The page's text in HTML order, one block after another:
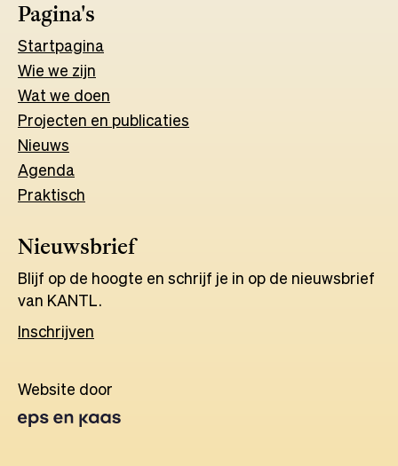
Pagina's
Startpagina
Wie we zijn
Wat we doen
Projecten en publicaties
Nieuws
Agenda
Praktisch
Nieuwsbrief
Blijf op de hoogte en schrijf je in op de nieuwsbrief
van KANTL.
Inschrijven
Website door
in